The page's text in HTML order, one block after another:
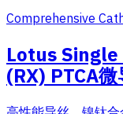
Comprehensive
Lotus
(RX) PTCA